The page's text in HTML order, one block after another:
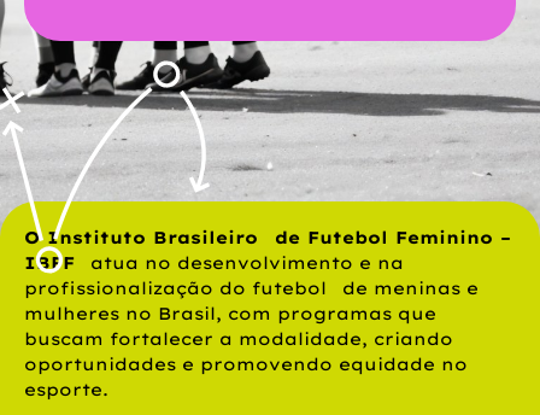
O Instituto Brasileiro de Futebol Feminino –
IBFF atua no desenvolvimento e na
profissionalização do futebol de meninas e
mulheres no Brasil, com programas que
buscam fortalecer a modalidade, criando
oportunidades e promovendo equidade no
esporte.